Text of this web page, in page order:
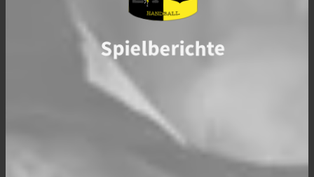
Spielberichte